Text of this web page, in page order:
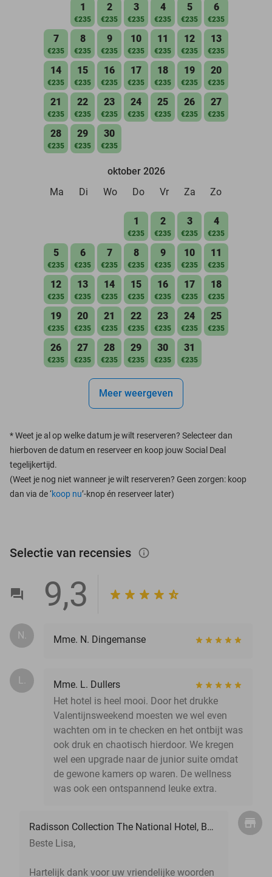
1
€235
2
€235
3
€235
4
€235
5
€235
6
€235
7
€235
8
€235
9
€235
10
€235
11
€235
12
€235
13
€235
14
€235
15
€235
16
€235
17
€235
18
€235
19
€235
20
€235
21
€235
22
€235
23
€235
24
€235
25
€235
26
€235
27
€235
28
€235
29
€235
30
€235
oktober 2026
Ma
Di Wo Do Vr Za Zo
1
€235
2
€235
3
€235
4
€235
5
€235
6
€235
7
€235
8
€235
9
€235
10
€235
11
€235
12
€235
13
€235
14
€235
15
€235
16
€235
17
€235
18
€235
19
€235
20
€235
21
€235
22
€235
23
€235
24
€235
25
€235
26
€235
27
€235
28
€235
29
€235
30
€235
31
€235
Meer weergeven
*Weet je al op welke datum je wilt reserveren? Selecteer dan
hierboven de datum en reserveer en koop jouw Social Deal
tegelijkertijd.
(Weet je nog niet wanneer je wilt reserveren? Geen zorgen: koop
dan via de ‘koop nu’-knop én reserveer later)
Selectie van recensies info_outlined
9,3
N. Mme. N. Dingemanse
L.
Mme. L. Dullers
Het hotel is heel mooi. Door het drukke
Valentijnsweekend moesten we wel even
wachten om in te checken en het ontbijt was
ook druk en chaotisch hierdoor. We kregen
wel een upgrade naar de junior suite omdat
de gewone kamers op waren. De wellness
was ook een ontspannend leuke extra.
Radisson Collection The National Hotel, Brussels
Beste Lisa,
Hartelijk dank voor uw vriendelijke woorden